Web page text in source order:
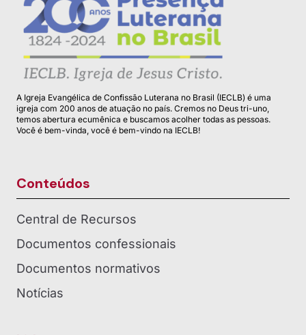
A Igreja Evangélica de Confissão Luterana no Brasil (IECLB) é uma
igreja com 200 anos de atuação no país. Cremos no Deus tri-uno,
temos abertura ecumênica e buscamos acolher todas as pessoas.
Você é bem-vinda, você é bem-vindo na IECLB!
Conteúdos
Central de Recursos
Documentos confessionais
Documentos normativos
Notícias